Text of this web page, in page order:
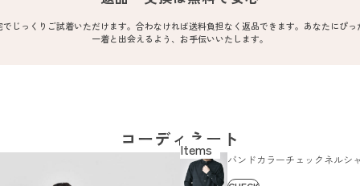
でじっくりご試着いただけます。合わなければ送料負担なく返品できます。あなたにぴっ
一着と出会えるよう、お手伝いいたします。
コーディネート
バンドカラーチェックネルシ